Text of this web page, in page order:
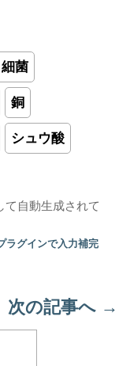
細菌
銅
シュウ酸
て自動生成されて
ラグインで入力補完
次の記事へ →